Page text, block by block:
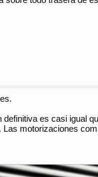
es casi igual
motorizaciones